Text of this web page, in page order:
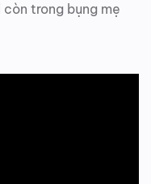
trong bụng mẹ